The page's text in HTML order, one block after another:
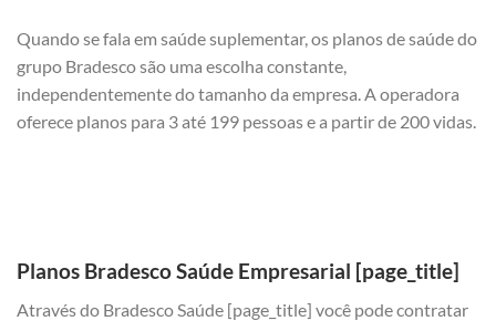
Quando se fala em saúde suplementar, os planos de saúde do
grupo Bradesco são uma escolha constante,
independentemente do tamanho da empresa. A operadora
oferece planos para 3 até 199 pessoas e a partir de 200 vidas.
Planos Bradesco Saúde Empresarial [page_title]
Através do Bradesco Saúde [page_title] você pode contratar